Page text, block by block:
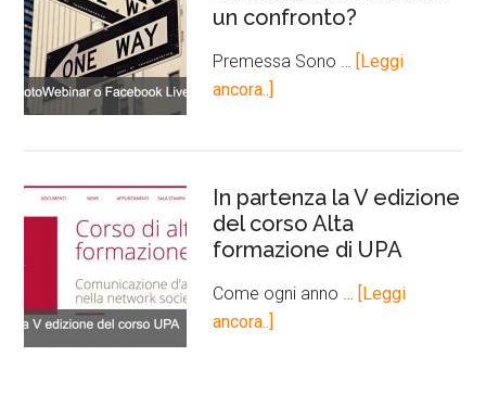
un confronto?
Premessa Sono …
[Leggi
ancora..]
In partenza la V edizione
del corso Alta
formazione di UPA
Come ogni anno …
[Leggi
ancora..]